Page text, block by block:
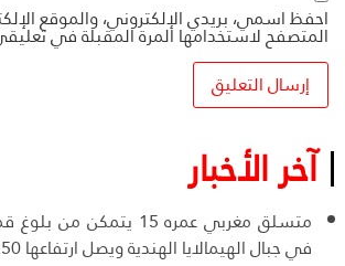
احفظ اسمي، بريدي الإلكتروني، والموقع
المتصفح لاستخدامها المرة المقبلة في
آخر الأخبار
في جبال الهيمالايا الهندية ويصل ارتفاعها 6250 مترا